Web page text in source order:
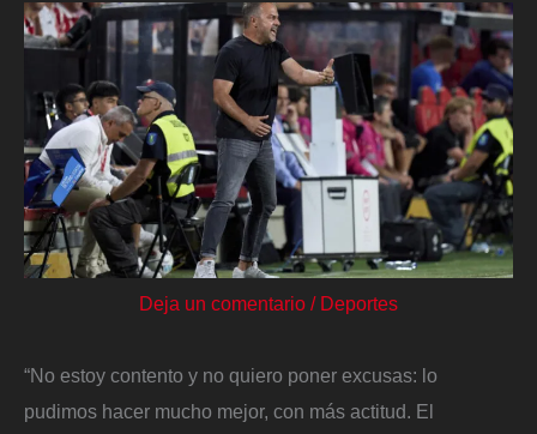
Deja un comentario / Deportes
“No estoy contento y no quiero poner excusas: lo
pudimos hacer mucho mejor, con más actitud. El